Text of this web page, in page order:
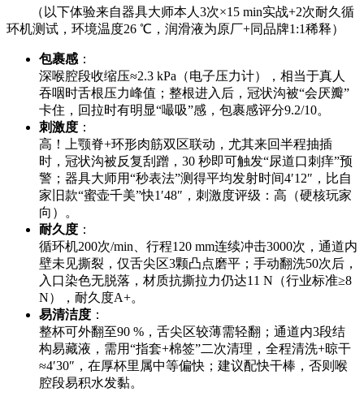
（以下体验来自器具大师本人3次×15 min实战+2次耐久循
环机测试，环境温度26 ℃，润滑液为原厂+同品牌1:1稀释）
包裹感 ：
深喉腔段收缩压≈2.3 kPa（电子压力计），相当于真人
吞咽时舌根压力峰值；整根进入后，冠状沟被“会厌瓣”
卡住，回拉时有明显“嘬吸”感，包裹感评分9.2/10。
刺激度 ：
高！上颚脊+环形肉筋双区联动，尤其来回半程抽插
时，冠状沟被反复刮蹭，30 秒即可触发“尿道口刺痒”预
警；器具大师用“秒表法”测得平均发射时间4′12″，比自
家旧款“蜜壶千美”快1′48″，刺激度评级：高（硬核玩家
向）。
耐久度 ：
循环机200次/min、行程120 mm连续冲击3000次，通道内
壁未见撕裂，仅舌尖区3颗凸点磨平；手动翻洗50次后，
入口染色无脱落，材质抗撕拉力仍达11 N（行业标准≥8
N），耐久度A+。
易清洁度 ：
整杯可外翻至90 %，舌尖区较薄需轻翻；通道内3段结
构易藏液，需用“指套+棉签”二次清理，全程清洗+晾干
≈4′30″，在厚杯里属中等偏快；建议配快干棒，否则喉
腔段易积水发黏。